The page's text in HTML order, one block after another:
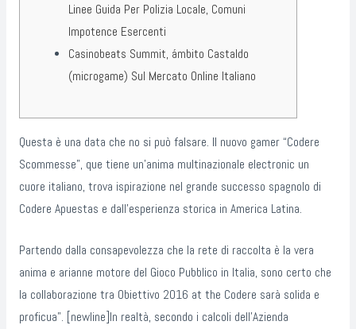
Linee Guida Per Polizia Locale, Comuni
Impotence Esercenti
Casinobeats Summit, ámbito Castaldo
(microgame) Sul Mercato Online Italiano
Questa è una data che no si può falsare. Il nuovo gamer “Codere
Scommesse”, que tiene un’anima multinazionale electronic un
cuore italiano, trova ispirazione nel grande successo spagnolo di
Codere Apuestas e dall’esperienza storica in America Latina.
Partendo dalla consapevolezza che la rete di raccolta è la vera
anima e arianne motore del Gioco Pubblico in Italia, sono certo che
la collaborazione tra Obiettivo 2016 at the Codere sarà solida e
proficua”. [newline]In realtà, secondo i calcoli dell’Azienda